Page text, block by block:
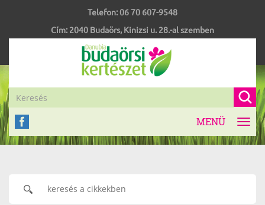
Telefon:06 70 607-9548
Cím: 2040 Budaörs, Kinizsi u. 28.-al szemben
MENÜ